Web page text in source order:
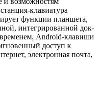
клавиатура
функции планшета,
интегрированной док-
Android-клавиши
доступ к
электронная почта,